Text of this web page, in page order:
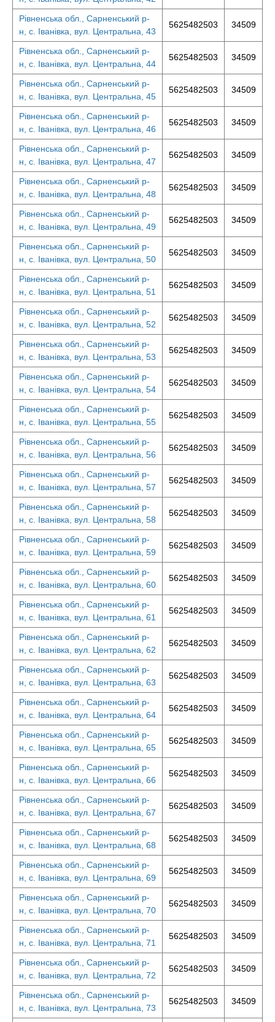
Рівненська обл., Сарненський р-
н, с. Іванівка, вул. Центральна, 43
5625482503 34509
Рівненська обл., Сарненський р-
н, с. Іванівка, вул. Центральна, 44
5625482503 34509
Рівненська обл., Сарненський р-
н, с. Іванівка, вул. Центральна, 45
5625482503 34509
Рівненська обл., Сарненський р-
н, с. Іванівка, вул. Центральна, 46
5625482503 34509
Рівненська обл., Сарненський р-
н, с. Іванівка, вул. Центральна, 47
5625482503 34509
Рівненська обл., Сарненський р-
н, с. Іванівка, вул. Центральна, 48
5625482503 34509
Рівненська обл., Сарненський р-
н, с. Іванівка, вул. Центральна, 49
5625482503 34509
Рівненська обл., Сарненський р-
н, с. Іванівка, вул. Центральна, 50
5625482503 34509
Рівненська обл., Сарненський р-
н, с. Іванівка, вул. Центральна, 51
5625482503 34509
Рівненська обл., Сарненський р-
н, с. Іванівка, вул. Центральна, 52
5625482503 34509
Рівненська обл., Сарненський р-
н, с. Іванівка, вул. Центральна, 53
5625482503 34509
Рівненська обл., Сарненський р-
н, с. Іванівка, вул. Центральна, 54
5625482503 34509
Рівненська обл., Сарненський р-
н, с. Іванівка, вул. Центральна, 55
5625482503 34509
Рівненська обл., Сарненський р-
н, с. Іванівка, вул. Центральна, 56
5625482503 34509
Рівненська обл., Сарненський р-
н, с. Іванівка, вул. Центральна, 57
5625482503 34509
Рівненська обл., Сарненський р-
н, с. Іванівка, вул. Центральна, 58
5625482503 34509
Рівненська обл., Сарненський р-
н, с. Іванівка, вул. Центральна, 59
5625482503 34509
Рівненська обл., Сарненський р-
н, с. Іванівка, вул. Центральна, 60
5625482503 34509
Рівненська обл., Сарненський р-
н, с. Іванівка, вул. Центральна, 61
5625482503 34509
Рівненська обл., Сарненський р-
н, с. Іванівка, вул. Центральна, 62
5625482503 34509
Рівненська обл., Сарненський р-
н, с. Іванівка, вул. Центральна, 63
5625482503 34509
Рівненська обл., Сарненський р-
н, с. Іванівка, вул. Центральна, 64
5625482503 34509
Рівненська обл., Сарненський р-
н, с. Іванівка, вул. Центральна, 65
5625482503 34509
Рівненська обл., Сарненський р-
н, с. Іванівка, вул. Центральна, 66
5625482503 34509
Рівненська обл., Сарненський р-
н, с. Іванівка, вул. Центральна, 67
5625482503 34509
Рівненська обл., Сарненський р-
н, с. Іванівка, вул. Центральна, 68
5625482503 34509
Рівненська обл., Сарненський р-
н, с. Іванівка, вул. Центральна, 69
5625482503 34509
Рівненська обл., Сарненський р-
н, с. Іванівка, вул. Центральна, 70
5625482503 34509
Рівненська обл., Сарненський р-
н, с. Іванівка, вул. Центральна, 71
5625482503 34509
Рівненська обл., Сарненський р-
н, с. Іванівка, вул. Центральна, 72
5625482503 34509
Рівненська обл., Сарненський р-
н, с. Іванівка, вул. Центральна, 73
5625482503 34509